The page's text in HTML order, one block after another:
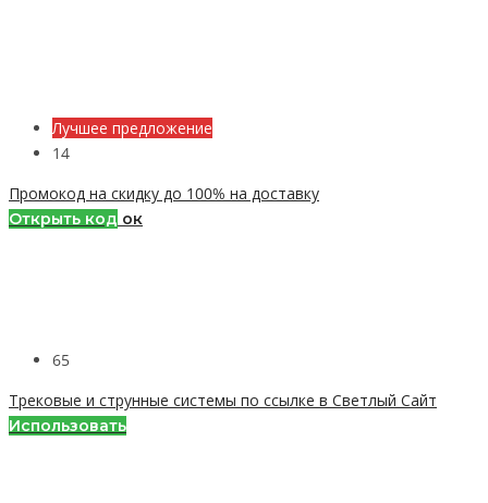
Лучшее предложение
14
Промокод на скидку до 100% на доставку
Открыть код ок
65
Трековые и струнные системы по ссылке в Светлый Сайт
Использовать